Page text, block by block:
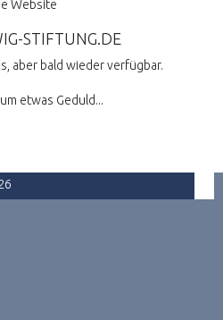
Website
STIFTUNG.DE
aber bald wieder verfügbar.
etwas Geduld...